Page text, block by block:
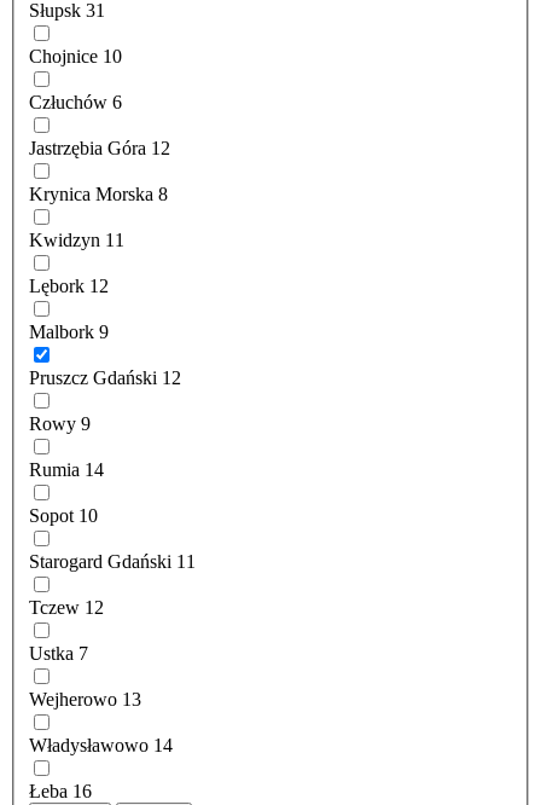
Słupsk 31
Chojnice 10
Człuchów 6
Jastrzębia Góra 12
Krynica Morska 8
Kwidzyn 11
Lębork 12
Malbork 9
Pruszcz Gdański 12
Rowy 9
Rumia 14
Sopot 10
Starogard Gdański 11
Tczew 12
Ustka 7
Wejherowo 13
Władysławowo 14
Łeba 16